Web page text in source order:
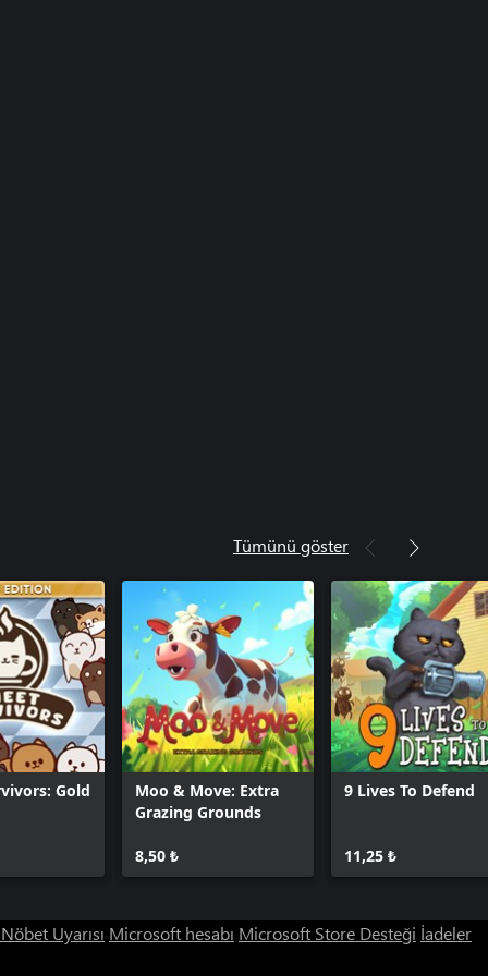
Tümünü göster
Gold
Moo & Move: Extra
Grazing Grounds
8,50 ₺
9 Lives To Defend
11,25 ₺
Uyarısı Microsoft hesabı Microsoft Store Desteği İadeler